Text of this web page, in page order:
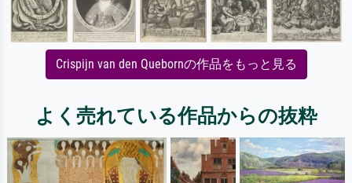
Crispijn van den Quebornの作品をもっと見る
よく売れている作品からの抜粋